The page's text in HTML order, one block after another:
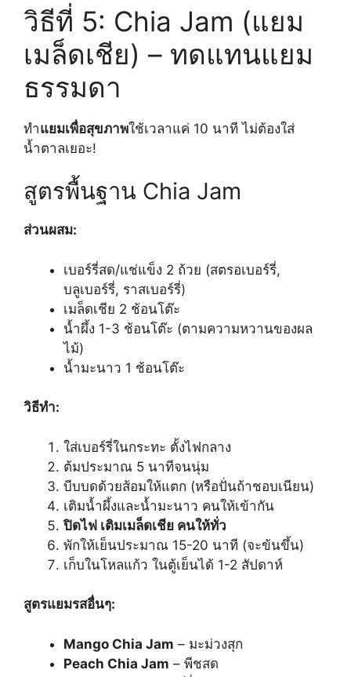
วิธีที่ 5: Chia Jam (แยม
เมล็ดเชีย) – ทดแทนแยม
ธรรมดา
ทำแยมเพื่อสุขภาพใช้เวลาแค่ 10 นาที ไม่ต้องใส่
น้ำตาลเยอะ!
สูตรพื้นฐาน Chia Jam
ส่วนผสม:
เบอร์รี่สด/แช่แข็ง 2 ถ้วย (สตรอเบอร์รี่,
บลูเบอร์รี่, ราสเบอร์รี่)
เมล็ดเชีย 2 ช้อนโต๊ะ
น้ำผึ้ง 1-3 ช้อนโต๊ะ (ตามความหวานของผล
ไม้)
น้ำมะนาว 1 ช้อนโต๊ะ
วิธีทำ:
ใส่เบอร์รี่ในกระทะ ตั้งไฟกลาง
ต้มประมาณ 5 นาทีจนนุ่ม
บีบบดด้วยส้อมให้แตก (หรือปั่นถ้าชอบเนียน)
เติมน้ำผึ้งและน้ำมะนาว คนให้เข้ากัน
ปิดไฟ เติมเมล็ดเชีย คนให้ทั่ว
พักให้เย็นประมาณ 15-20 นาที (จะข้นขึ้น)
เก็บในโหลแก้ว ในตู้เย็นได้ 1-2 สัปดาห์
สูตรแยมรสอื่นๆ:
Mango Chia Jam – มะม่วงสุก
Peach Chia Jam – พีชสด